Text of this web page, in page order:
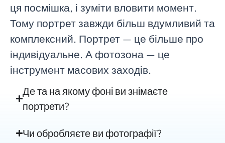
ця посмішка, і зуміти вловити момент.
Тому портрет завжди більш вдумливий та
комплексний. Портрет — це більше про
індивідуальне. А фотозона — це
інструмент масових заходів.
Де та на якому фоні ви знімаєте
портрети?
Чи обробляєте ви фотографії?